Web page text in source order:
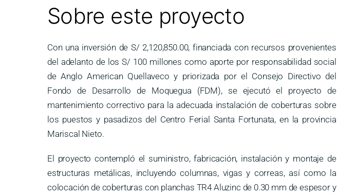
Sobre este proyecto
Con una inversión de S/ 2,120,850.00, financiada con recursos provenientes
del adelanto de los S/ 100 millones como aporte por responsabilidad social
de Anglo American Quellaveco y priorizada por el Consejo Directivo del
Fondo de Desarrollo de Moquegua (FDM), se ejecutó el proyecto de
mantenimiento correctivo para la adecuada instalación de coberturas sobre
los puestos y pasadizos del Centro Ferial Santa Fortunata, en la provincia
Mariscal Nieto.
El proyecto contempló el suministro, fabricación, instalación y montaje de
estructuras metálicas, incluyendo columnas, vigas y correas, así como la
colocación de coberturas con planchas TR4 Aluzinc de 0.30 mm de espesor y